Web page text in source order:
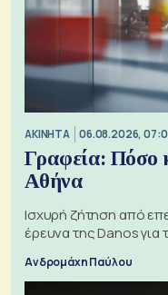
ΑΚΙΝΗΤΑ 06.08.2026,
Γραφεία: Πόσο
Αθήνα
Ισχυρή ζήτηση από
έρευνα της Danos για
Ανδρομάχη Παύλου